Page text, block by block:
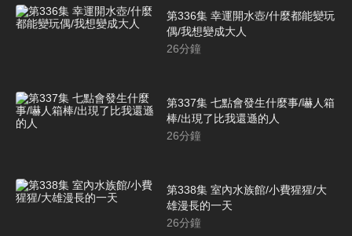
第336集 幸運開水壺/什麼都能變玩
偶/我想變成大人
26分鐘
第337集 七點會發生什麼事/嚇人箱
棒/出現了比我還遜的人
26分鐘
第338集 室內水族館/小費猩猩/大
雄漫長的一天
26分鐘